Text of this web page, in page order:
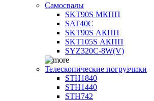
Самосвалы
SKT90S МКПП
SAT40C
SKT90S АКПП
SKT105S АКПП
SYZ320C-8W(V)
Телескопические погрузчики
STH1840
STH1440
STH742